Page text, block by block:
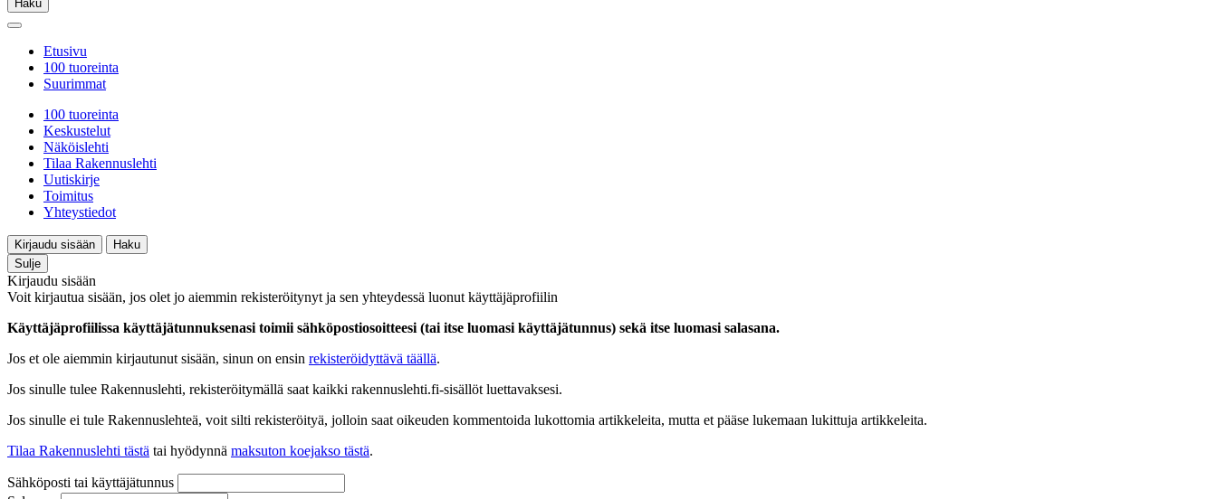
Haku
Etusivu
100 tuoreinta
Suurimmat
100 tuoreinta
Keskustelut
Näköislehti
Tilaa Rakennuslehti
Uutiskirje
Toimitus
Yhteystiedot
Kirjaudu sisään
Haku
Sulje
Kirjaudu sisään
Voit kirjautua sisään, jos olet jo aiemmin rekisteröitynyt ja sen yhteydessä luonut käyttäjäprofiilin
Käyttäjäprofiilissa käyttäjätunnuksenasi toimii sähköpostiosoitteesi (tai itse luomasi käyttäjätunnus) sekä itse luomasi salasana.
Jos et ole aiemmin kirjautunut sisään, sinun on ensin rekisteröidyttävä täällä.
Jos sinulle tulee Rakennuslehti, rekisteröitymällä saat kaikki rakennuslehti.fi-sisällöt luettavaksesi.
Jos sinulle ei tule Rakennuslehteä, voit silti rekisteröityä, jolloin saat oikeuden kommentoida lukottomia artikkeleita, mutta et pääse lukemaan lukittuja artikkeleita.
Tilaa Rakennuslehti tästä tai hyödynnä maksuton koejakso tästä.
Sähköposti tai käyttäjätunnus